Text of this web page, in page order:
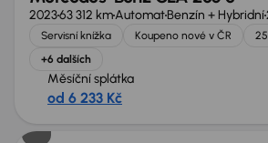
202363 312 kmAutomatBenzín + Hybridní
Servisní knížka Koupeno nové v ČR
+6 dalších
Měsíční splátka
od 6 233 Kč